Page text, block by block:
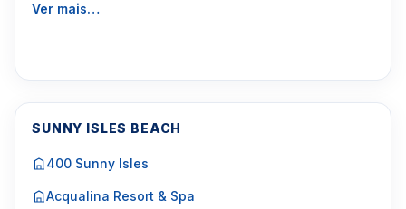
Ver mais…
SUNNY ISLES BEACH
400 Sunny Isles
Acqualina Resort & Spa